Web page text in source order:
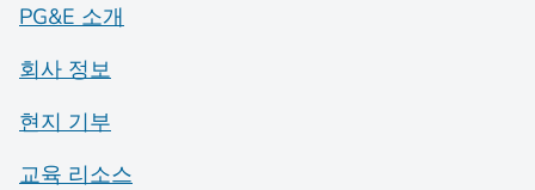
PG&E 소개
회사 정보
현지 기부
교육 리소스